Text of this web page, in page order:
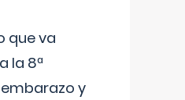
que va
la 8ª
y